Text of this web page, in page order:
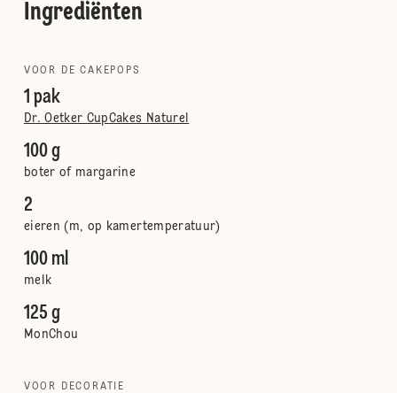
Ingrediënten
VOOR DE CAKEPOPS
1 pak
Dr. Oetker CupCakes Naturel
100 g
boter of margarine
2
eieren (m, op kamertemperatuur)
100 ml
melk
125 g
MonChou
VOOR DECORATIE